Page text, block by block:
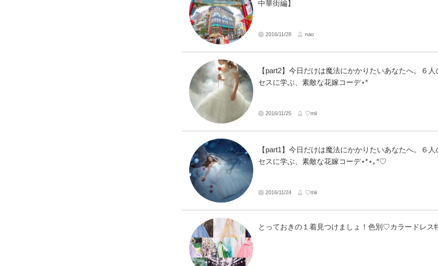
中華街編】
2016/11/28 nao
【part2】今日だけは魔法にかかりたいあなたへ。６人
セスに学ぶ、素敵な花嫁コーデ⋆*
2016/11/25 ♡mii
【part1】今日だけは魔法にかかりたいあなたへ。６人
セスに学ぶ、素敵な花嫁コーデ⋆*⋆｡*♡
2016/11/24 ♡mii
とっておきの１着見つけましょ！色別♡カラードレス